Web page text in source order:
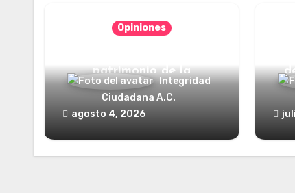
Opiniones
patrimonio de la
humanidadIntegridad
Ciudadana A.C.
agosto 4, 2026